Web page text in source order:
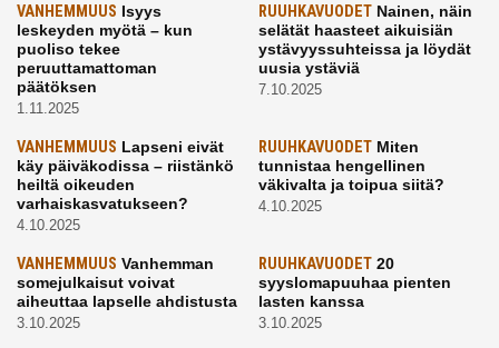
VANHEMMUUS Isyys
leskeyden myötä – kun
puoliso tekee
peruuttamattoman
päätöksen
1.11.2025
RUUHKAVUODETNainen, näin
selätät haasteet aikuisiän
ystävyyssuhteissa ja löydät
uusia ystäviä
7.10.2025
VANHEMMUUS Lapseni eivät
käy päiväkodissa – riistänkö
heiltä oikeuden
varhaiskasvatukseen?
4.10.2025
RUUHKAVUODETMiten
tunnistaa hengellinen
väkivalta ja toipua siitä?
4.10.2025
VANHEMMUUS Vanhemman
somejulkaisut voivat
aiheuttaa lapselle ahdistusta
3.10.2025
RUUHKAVUODET20
syyslomapuuhaa pienten
lasten kanssa
3.10.2025